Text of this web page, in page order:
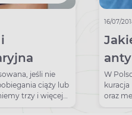
jeśli nie
ciąży lub
trzy i więcej
16/07/
W
oraz